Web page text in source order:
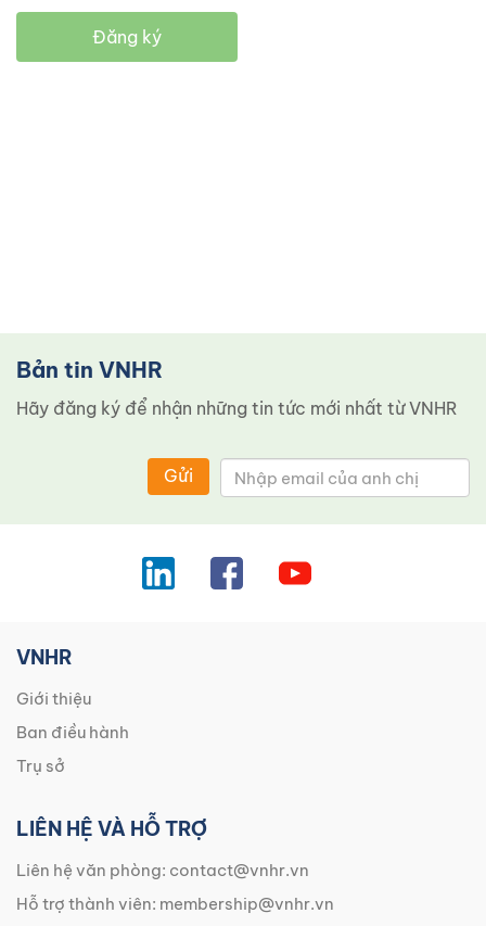
Đăng ký
Bản tin VNHR
Hãy đăng ký để nhận những tin tức mới nhất từ ​​VNHR
Gửi
VNHR
Giới thiệu
Ban điều hành
Trụ sở
LIÊN HỆ VÀ HỖ TRỢ
Liên hệ văn phòng: contact@vnhr.vn
Hỗ trợ thành viên: membership@vnhr.vn